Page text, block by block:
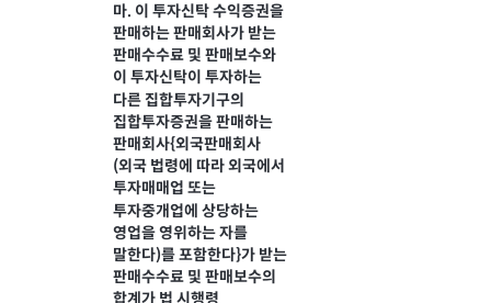
마. 이 투자신탁 수익증권을
판매하는 판매회사가 받는
판매수수료 및 판매보수와
이 투자신탁이 투자하는
다른 집합투자기구의
집합투자증권을 판매하는
판매회사{외국판매회사
(외국 법령에 따라 외국에서
투자매매업 또는
투자중개업에 상당하는
영업을 영위하는 자를
말한다)를 포함한다}가 받는
판매수수료 및 판매보수의